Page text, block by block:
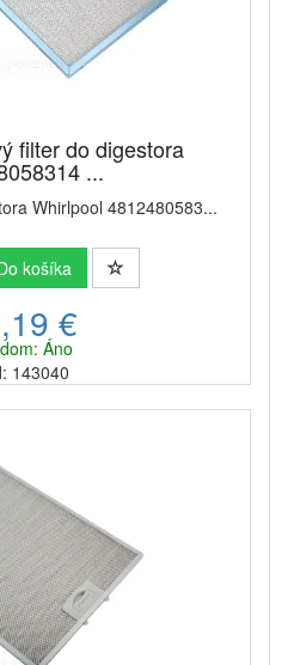
odsávača pár, ak
pár, musíte
typ
kombináciou
Filter je potrebné
Filter v odsávači pár
a baktérií.
filter do digestora
...
Whirlpool 4812480583...
košíka
€
Áno
143040